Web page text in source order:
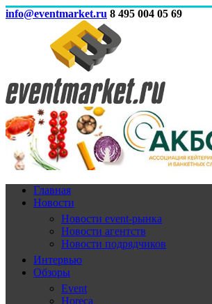
info@eventmarket.ru 8 495 004 05 69
Главная
Новости
Новости event-рынка
Новости агентств
Новости подрядчиков
Интервью
Обзоры
Event
Horeca